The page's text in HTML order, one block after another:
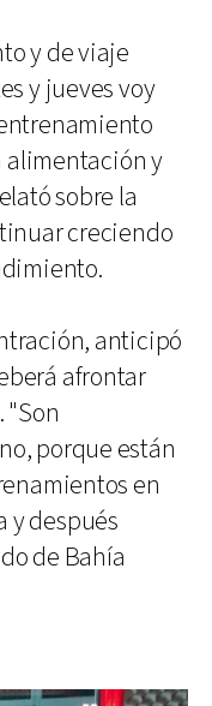
y de viaje
y jueves voy
alimentación y
sobre la
creciendo
anticipó
afrontar
"Son
porque están
en
y después
de Bahía